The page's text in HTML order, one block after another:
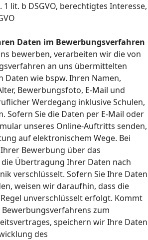
1 lit. b DSGVO, berechtigtes Interesse,
Daten im Bewerbungsverfahren
bewerben, verarbeiten wir die von
an uns übermittelten
Daten wie bspw. Ihren Namen,
Bewerbungsfoto, E-Mail und
Werdegang inklusive Schulen,
Sofern Sie die Daten per E-Mail oder
unseres Online-Auftritts senden,
auf elektronischem Wege. Bei
Bewerbung über das
Übertragung Ihrer Daten nach
verschlüsselt. Sofern Sie Ihre Daten
weisen wir daraufhin, dass die
unverschlüsselt erfolgt. Kommt
Bewerbungsverfahrens zum
speichern wir Ihre Daten
des